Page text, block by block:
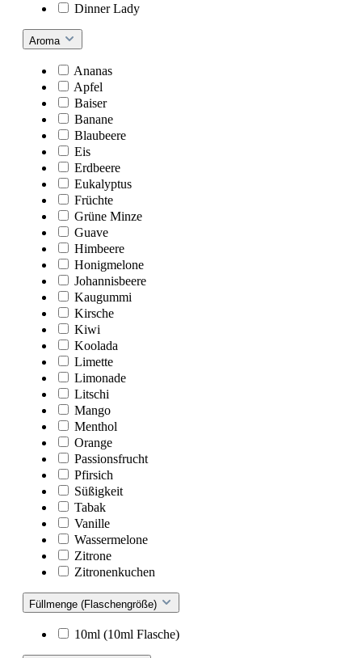
Dinner Lady
Aroma
Ananas
Apfel
Baiser
Banane
Blaubeere
Eis
Erdbeere
Eukalyptus
Früchte
Grüne Minze
Guave
Himbeere
Honigmelone
Johannisbeere
Kaugummi
Kirsche
Kiwi
Koolada
Limette
Limonade
Litschi
Mango
Menthol
Orange
Passionsfrucht
Pfirsich
Süßigkeit
Tabak
Vanille
Wassermelone
Zitrone
Zitronenkuchen
Füllmenge (Flaschengröße)
10ml (10ml Flasche)